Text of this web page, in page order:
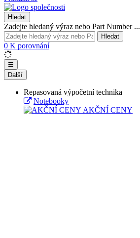
Hledat
Zadejte hledaný výraz nebo Part Number ...
Hledat
0 K porovnání
☰
Další
Repasovaná výpočetní technika
Notebooky
AKČNÍ CENY